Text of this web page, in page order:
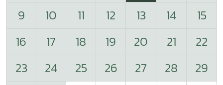
9
10 11 12 13 14
15
16
17 18 19 20 21
22
23
24 25 26 27 28
29